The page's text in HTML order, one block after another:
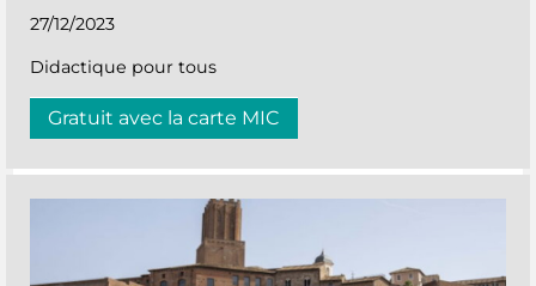
27/12/2023
Didactique pour tous
Gratuit avec la carte MIC